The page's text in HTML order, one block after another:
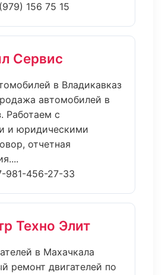
156 75 15
Сервис
в Владикавказ
автомобилей в
Работаем с
и юридическими
отчетная
981-456-27-33
Техно Элит
в Махачкала
ремонт двигателей по